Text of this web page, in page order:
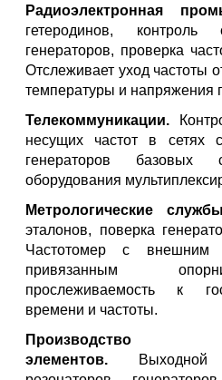
Радиоэлектронная
гетеродинов, контроль
генераторов, проверка
Отслеживает уход частоты
температуры и напряжения
Телекоммуникации.
несущих частот в сетях
генераторов базовых
оборудования
Метрологические
эталонов, поверка
Частотомер с
привязанным
прослеживаемость к
времени и частоты.
Производство
элементов. Выходной